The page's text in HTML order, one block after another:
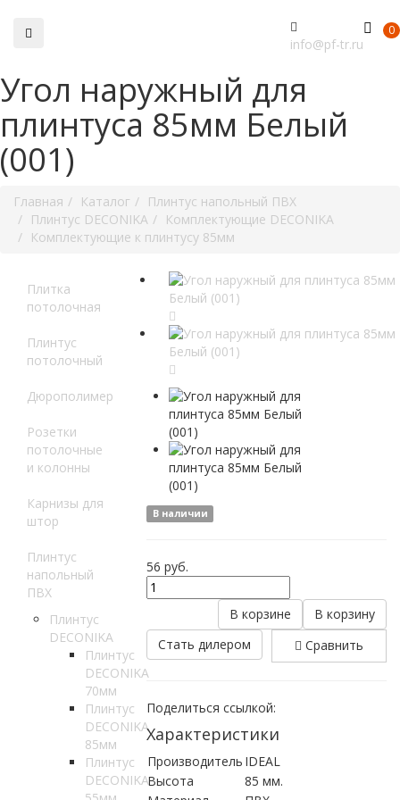
0
info@pf-tr.ru
Угол наружный для
плинтуса 85мм Белый
(001)
Главная Каталог
Плинтус напольный ПВХ
Плинтус DECONIKA
Комплектующие DECONIKA
Комплектующие к плинтусу 85мм
Плитка
потолочная
Плинтус
потолочный
Дюрополимер
Розетки
потолочные
и колонны
Карнизы для
штор
Плинтус
напольный
ПВХ
Плинтус
DECONIKA
Плинтус
DECONIKA
70мм
Плинтус
DECONIKA
85мм
Плинтус
DECONIKA
В наличии
56руб.
В корзину
В корзине
Стать дилером
Сравнить
Поделиться ссылкой:
Характеристики
Производитель IDEAL
Высота
85 мм.